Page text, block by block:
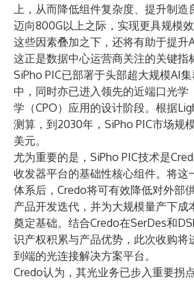
上，从而降低组件复杂度、提升制造
迈向800G以上之际，实现更具规模效
这些因素叠加之下，还将有助于提升
这正是数据中心运营商关注的关键指
SiPho PIC已部署于头部超大规模AI
中，同时亦已进入领先的近端口光学
学（CPO）应用的设计阶段。根据
测算，到2030年，SiPho PIC市场规
美元。
尤为重要的是，SiPho PIC技术是
收发器平台的基础性核心组件。将这
体系后，Credo将可有效降低对外部
产品开发迭代，并为大规模量产下成
奠定基础。结合Credo在SerDes和
识产权积累与产品优势，此次收购将
到端的光连接解决方案平台。
Credo认为，其光业务已步入重要拐